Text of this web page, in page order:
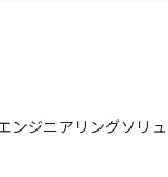
ンジニアリングソリ